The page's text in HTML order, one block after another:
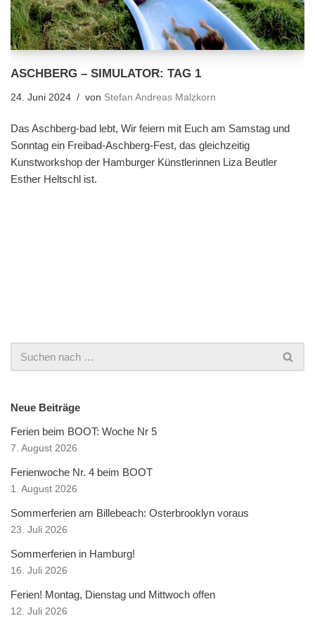
ASCHBERG – SIMULATOR: TAG 1
24. Juni 2024 von Stefan Andreas Malzkorn
Das Aschberg-bad lebt, Wir feiern mit Euch am Samstag und
Sonntag ein Freibad-Aschberg-Fest, das gleichzeitig
Kunstworkshop der Hamburger Künstlerinnen Liza Beutler
Esther Heltschl ist.
Neue Beiträge
Ferien beim BOOT: Woche Nr 5
7. August 2026
Ferienwoche Nr. 4 beim BOOT
1. August 2026
Sommerferien am Billebeach: Osterbrooklyn voraus
23. Juli 2026
Sommerferien in Hamburg!
16. Juli 2026
Ferien! Montag, Dienstag und Mittwoch offen
12. Juli 2026